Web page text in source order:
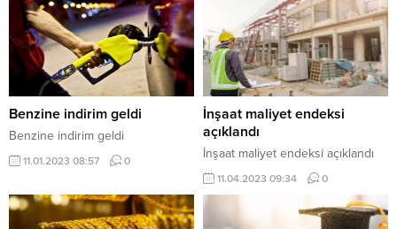
Benzine indirim geldi
Benzine indirim geldi
11.01.2023 08:57 0
İnşaat maliyet endeksi
açıklandı
İnşaat maliyet endeksi açıklandı
11.04.2023 09:34 0